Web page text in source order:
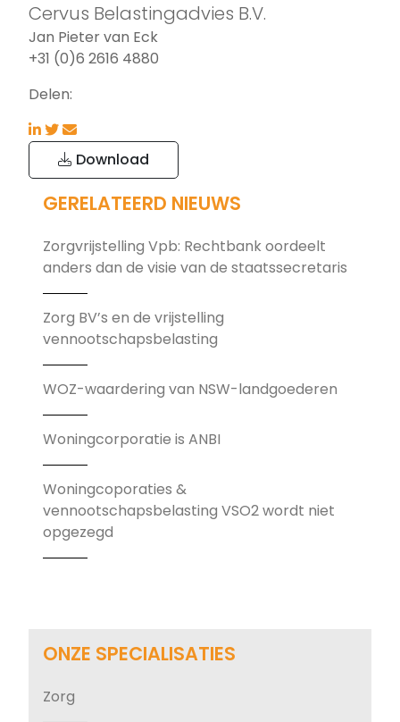
Cervus Belastingadvies B.V.
Jan Pieter van Eck
+31 (0)6 2616 4880
Delen:
Download
GERELATEERD NIEUWS
Zorgvrijstelling Vpb: Rechtbank oordeelt
anders dan de visie van de staatssecretaris
Zorg BV’s en de vrijstelling
vennootschapsbelasting
WOZ-waardering van NSW-landgoederen
Woningcorporatie is ANBI
Woningcoporaties &
vennootschapsbelasting VSO2 wordt niet
opgezegd
ONZE SPECIALISATIES
Zorg